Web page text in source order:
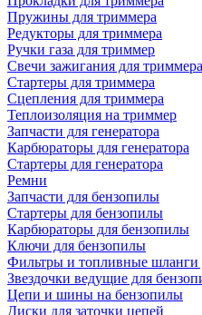
Пружины для триммера
Редукторы для триммера
Ручки газа для триммер
Свечи зажигания для триммера
Стартеры для триммера
Сцепления для триммера
Теплоизоляция на триммер
Запчасти для генератора
Карбюраторы для генератора
Стартеры для генератора
Ремни
Запчасти для бензопилы
Стартеры для бензопилы
Карбюраторы для бензопилы
Ключи для бензопилы
Фильтры и топливные шланги
Звездочки ведущие для
Цепи и шины на бензопилы
Диски для заточки цепей